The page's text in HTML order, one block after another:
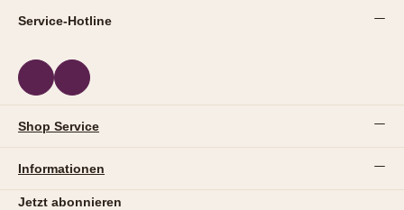
Service-Hotline
Shop Service
Informationen
Jetzt abonnieren